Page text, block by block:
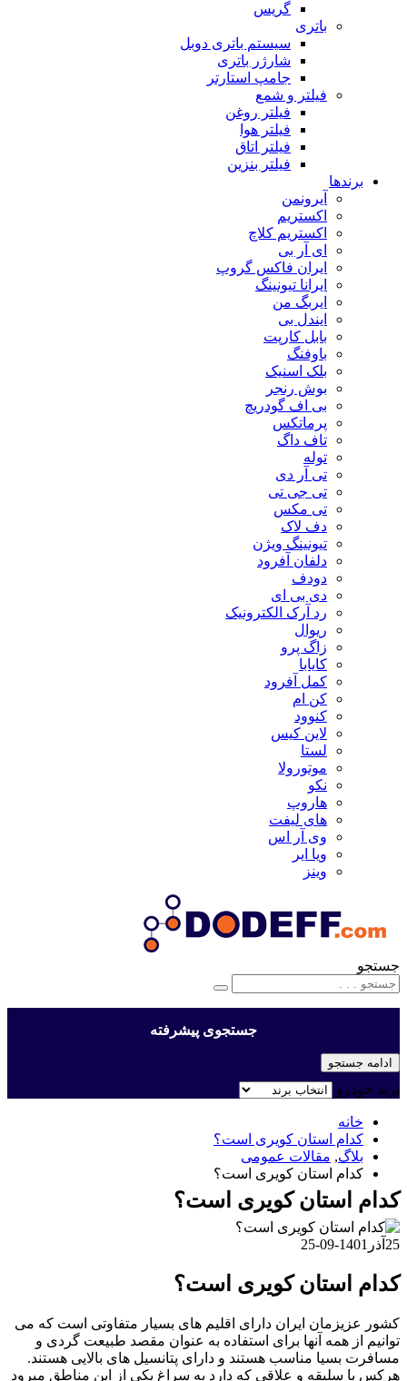
گریس
باتری
سیستم باتری دوبل
شارژر باتری
جامپ استارتر
فیلتر و شمع
فیلتر روغن
فیلتر هوا
فیلتر اتاق
فیلتر بنزین
برندها
آیرونمن
اکستریم
اکستریم کلاچ
ای آر بی
ایران فاکس گروپ
ایرانا تیونینگ
ایربگ من
ایندل بی
بابل کارپت
باوفنگ
بلک اسنیک
بوش رنجر
بی اف گودریچ
پرماتکس
تاف داگ
توله
تی آر دی
تی جی تی
تی مکس
دف لاک
تیونینگ ویژن
دلفان آفرود
دودف
دی بی ای
رد آرک الکترونیک
ریوال
زاگ پرو
کایابا
کمل آفرود
کن ام
کنوود
لاین کیس
لستا
موتورولا
نکو
هاروپ
های لیفت
وی آر اس
ویا ایر
وینز
جستجو
جستجوی پیشرفته
ادامه جستجو
برند خودرو
خانه
کدام استان کویری است؟
بلاگ, مقالات عمومی
کدام استان کویری است؟
کدام استان کویری است؟
25 آذر 1401-09-25
کدام استان کویری است؟
کشور عزیزمان ایران دارای اقلیم های بسیار متفاوتی است که می
توانیم از همه آنها برای استفاده به عنوان مقصد طبیعت گردی و
مسافرت بسیا مناسب هستند و دارای پتانسیل های بالایی هستند.
هرکس با سلیقه و علاقی که دارد به سراغ یکی از این مناطق میرود